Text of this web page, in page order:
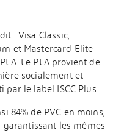
: Visa Classic,
et Mastercard Elite
Le PLA provient de
socialement et
le label ISCC Plus.
84% de PVC en moins,
les mêmes